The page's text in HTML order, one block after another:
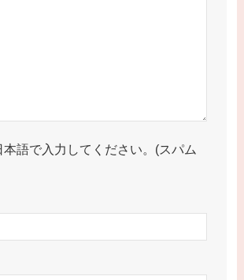
本語で入力してください。(スパム